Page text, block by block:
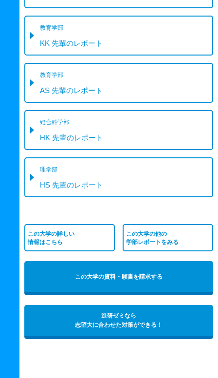
教育学部
KK 先輩のレポート
教育学部
AS 先輩のレポート
総合科学部
HK 先輩のレポート
理学部
HS 先輩のレポート
この大学の詳しい
情報はこちら
この大学の他の
学部レポートをみる
この大学の資料・願書を請求する
進研ゼミなら
志望大に合わせた対策ができる！